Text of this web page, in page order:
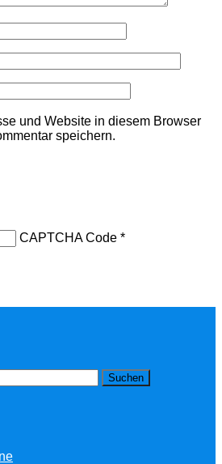
und Website in diesem Browser
speichern.
CAPTCHA Code *